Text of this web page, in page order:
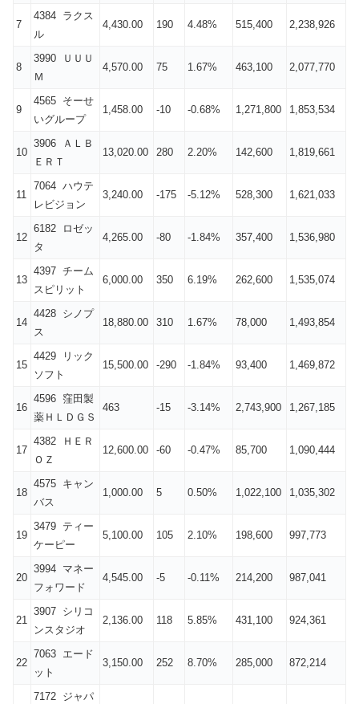
7
4384 ラクス
ル
4,430.00 190 4.48% 515,400 2,238,926
8
3990 ＵＵＵ
Ｍ
4,570.00 75 1.67% 463,100 2,077,770
9
4565 そーせ
いグループ
1,458.00 -10 -0.68% 1,271,800 1,853,534
10
3906 ＡＬＢ
ＥＲＴ
13,020.00 280 2.20% 142,600 1,819,661
11
7064 ハウテ
レビジョン
3,240.00 -175 -5.12% 528,300 1,621,033
12
6182 ロゼッ
タ
4,265.00 -80 -1.84% 357,400 1,536,980
13
4397 チーム
スピリット
6,000.00 350 6.19% 262,600 1,535,074
14
4428 シノプ
ス
18,880.00 310 1.67% 78,000 1,493,854
15
4429 リック
ソフト
15,500.00 -290 -1.84% 93,400 1,469,872
16
4596 窪田製
薬ＨＬＤＧＳ
463 -15 -3.14% 2,743,900 1,267,185
17
4382 ＨＥＲ
ＯＺ
12,600.00 -60 -0.47% 85,700 1,090,444
18
4575 キャン
バス
1,000.00 5 0.50% 1,022,100 1,035,302
19
3479 ティー
ケーピー
5,100.00 105 2.10% 198,600 997,773
20
3994 マネー
フォワード
4,545.00 -5 -0.11% 214,200 987,041
21
3907 シリコ
ンスタジオ
2,136.00 118 5.85% 431,100 924,361
22
7063 エード
ット
3,150.00 252 8.70% 285,000 872,214
7172 ジャパ